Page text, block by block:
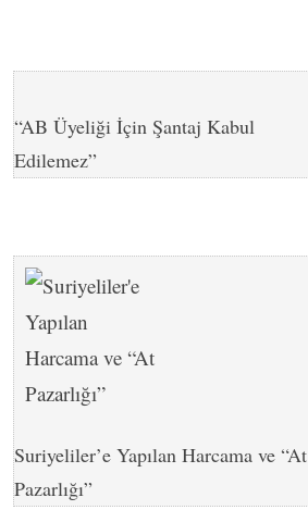
“AB Üyeliği İçin Şantaj Kabul
Edilemez”
Suriyeliler’e Yapılan Harcama ve “At
Pazarlığı”